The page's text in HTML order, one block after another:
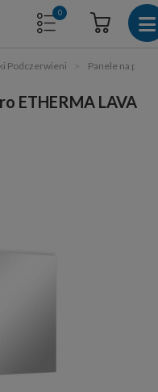
0
Podczerwieni Panele na
ETHERMA LAVA